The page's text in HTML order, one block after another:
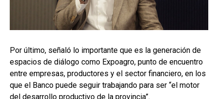
Por último, señaló lo importante que es la generación de
espacios de diálogo como Expoagro, punto de encuentro
entre empresas, productores y el sector financiero, en los
que el Banco puede seguir trabajando para ser “el motor
del desarrollo productivo de la provincia”.